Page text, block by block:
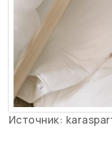
Источник: